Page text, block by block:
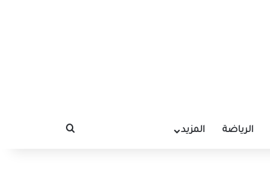
الرياضة المزيد بحث عن